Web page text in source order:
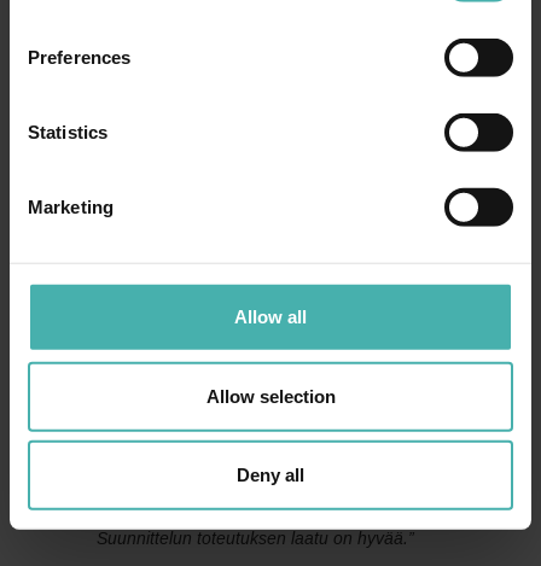
Preferences
Statistics
Marketing
Allow all
Allow selection
Deny all
” Yhteistyön sujuvuus todella hyvää. Toimintamallit
joustavuutta löytyy. Teracon tekee sen minkä lupaa.”
KUMPPANI
Verrattuna muihin suunnittelukumppaneihin on
onnistumme”vetämään yhtä köyttä” ja vieläpä samaan
” Teraconiin voi luottaa. Sovitut asiat ja aikataulut pitää.
Suunnittelun toteutuksen laatu on hyvää.”